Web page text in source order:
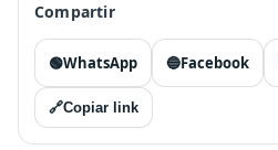
Compartir
🟢WhatsApp 🔵Facebook
🔗Copiar link